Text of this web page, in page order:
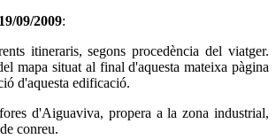
09/2009:
itineraris, segons procedència del viatger.
mapa situat al final d'aquesta mateixa pàgina
d'aquesta edificació.
d'Aiguaviva, propera a la zona industrial,
conreu.